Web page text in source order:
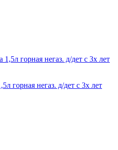
горная негаз. д/дет с 3х лет